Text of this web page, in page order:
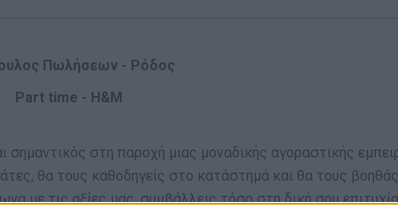
Πωλήσεων - Ρόδος
Part time - Η&Μ
σημαντικός στη παροχή μιας μοναδικής αγοραστικής
θα τους καθοδηγείς στο κατάστημά και θα τους
με τις αξίες μας, συμβάλλεις τόσο στη δική σου